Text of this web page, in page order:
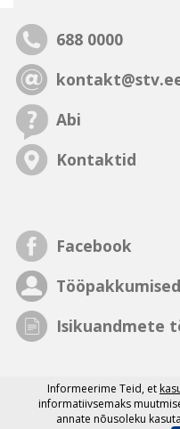
688 0000
Abi
Kontaktid
Facebook
Tööpakkumised
Isikuandmete
Informeerime Teid, et
informatiivsemaks
annate nõusoleku